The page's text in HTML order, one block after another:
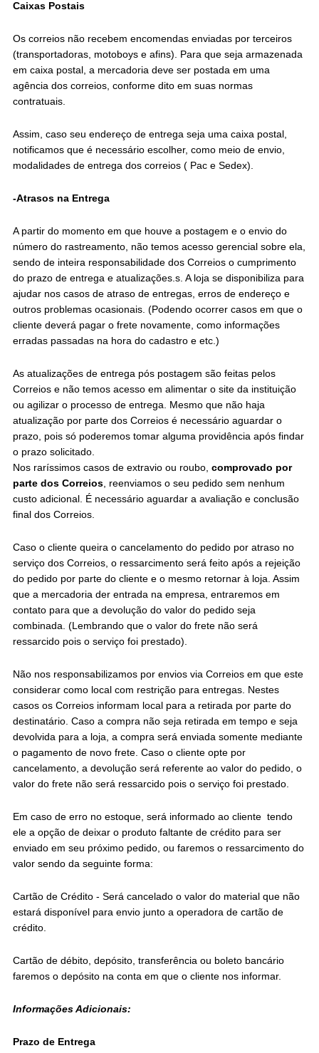
Caixas Postais
Os correios não recebem encomendas enviadas por terceiros
(transportadoras, motoboys e afins). Para que seja armazenada
em caixa postal, a mercadoria deve ser postada em uma
agência dos correios, conforme dito em suas normas
contratuais.
Assim, caso seu endereço de entrega seja uma caixa postal,
notificamos que é necessário escolher, como meio de envio,
modalidades de entrega dos correios ( Pac e Sedex).
-Atrasos na Entrega
A partir do momento em que houve a postagem e o envio do
número do rastreamento, não temos acesso gerencial sobre ela,
sendo de inteira responsabilidade dos Correios o cumprimento
do prazo de entrega e atualizações.s. A loja se disponibiliza para
ajudar nos casos de atraso de entregas, erros de endereço e
outros problemas ocasionais. (Podendo ocorrer casos em que o
cliente deverá pagar o frete novamente, como informações
erradas passadas na hora do cadastro e etc.)
As atualizações de entrega pós postagem são feitas pelos
Correios e não temos acesso em alimentar o site da instituição
ou agilizar o processo de entrega. Mesmo que não haja
atualização por parte dos Correios é necessário aguardar o
prazo, pois só poderemos tomar alguma providência após findar
o prazo solicitado.
Nos raríssimos casos de extravio ou roubo, comprovado por
parte dos Correios , reenviamos o seu pedido sem nenhum
custo adicional. É necessário aguardar a avaliação e conclusão
final dos Correios.
Caso o cliente queira o cancelamento do pedido por atraso no
serviço dos Correios, o ressarcimento será feito após a rejeição
do pedido por parte do cliente e o mesmo retornar à loja. Assim
que a mercadoria der entrada na empresa, entraremos em
contato para que a devolução do valor do pedido seja
combinada. (Lembrando que o valor do frete não será
ressarcido pois o serviço foi prestado).
Não nos responsabilizamos por envios via Correios em que este
considerar como local com restrição para entregas. Nestes
casos os Correios informam local para a retirada por parte do
destinatário. Caso a compra não seja retirada em tempo e seja
devolvida para a loja, a compra será enviada somente mediante
o pagamento de novo frete. Caso o cliente opte por
cancelamento, a devolução será referente ao valor do pedido, o
valor do frete não será ressarcido pois o serviço foi prestado.
Em caso de erro no estoque, será informado ao cliente tendo
ele a opção de deixar o produto faltante de crédito para ser
enviado em seu próximo pedido, ou faremos o ressarcimento do
valor sendo da seguinte forma:
Cartão de Crédito - Será cancelado o valor do material que não
estará disponível para envio junto a operadora de cartão de
crédito.
Cartão de débito, depósito, transferência ou boleto bancário
faremos o depósito na conta em que o cliente nos informar.
Informações Adicionais:
Prazo de Entrega